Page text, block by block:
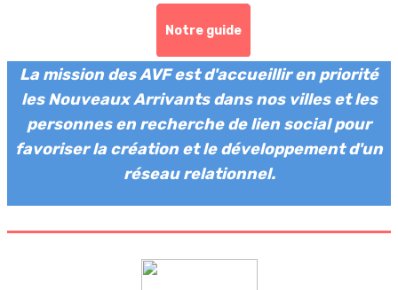
Notre guide
La mission des AVF est d'accueillir en priorité
les Nouveaux Arrivants dans nos villes et les
personnes en recherche de lien social pour
favoriser la création et le développement d'un
réseau relationnel.